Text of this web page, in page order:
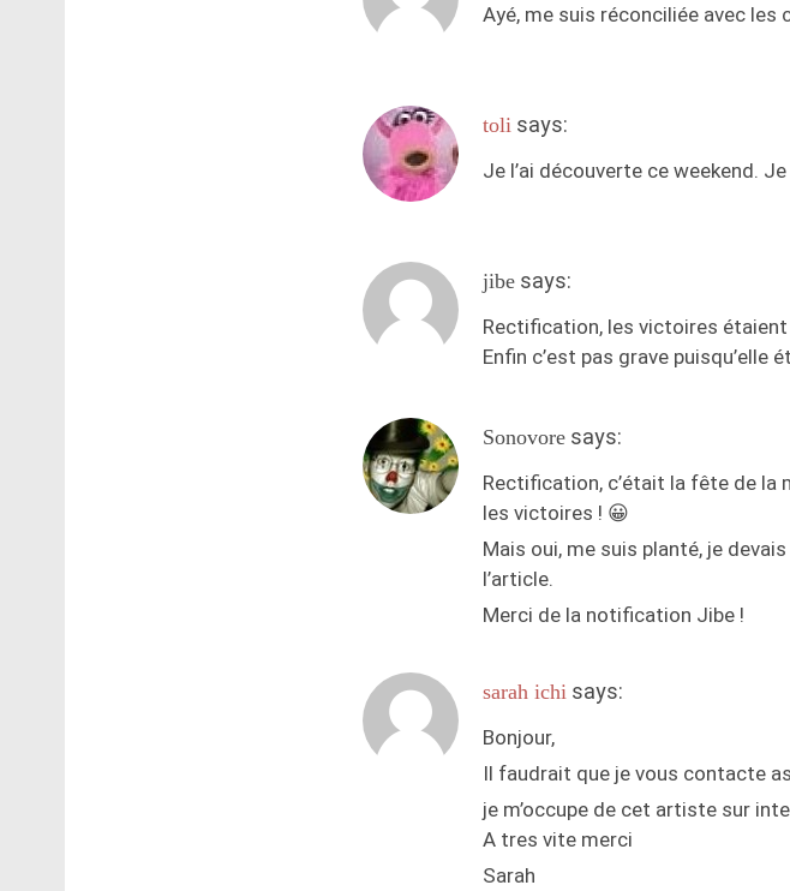
Ayé, me suis réconciliée avec les
toli says:
Je l’ai découverte ce weekend.
jibe says:
Rectification, les victoires étaient
Enfin c’est pas grave puisqu’elle
Sonovore says:
Rectification, c’était la fête de la
les victoires ! 😀
Mais oui, me suis planté, je
l’article.
Merci de la notification Jibe !
sarah ichi says:
Bonjour,
Il faudrait que je vous contacte
je m’occupe de cet artiste sur
A tres vite merci
Sarah